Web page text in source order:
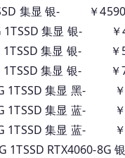
集显 银- ￥4590
1TSSD 集显 银- ￥
1TSSD 集显 银- ￥
1TSSD 集显 银- ￥
1TSSD 集显 黑- ￥
1TSSD 集显 蓝- ￥
1TSSD 集显 蓝- ￥
1TSSD RTX4060-